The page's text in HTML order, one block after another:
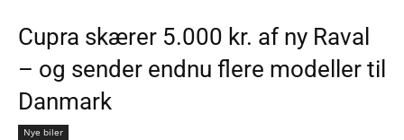
Cupra skærer 5.000 kr. af ny Raval
– og sender endnu flere modeller til
Danmark
Nye biler